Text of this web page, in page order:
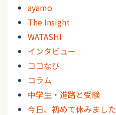
ayamo
The Insight
WATASHI
インタビュー
ココなび
コラム
中学生・進路と受験
今日、初めて休みました